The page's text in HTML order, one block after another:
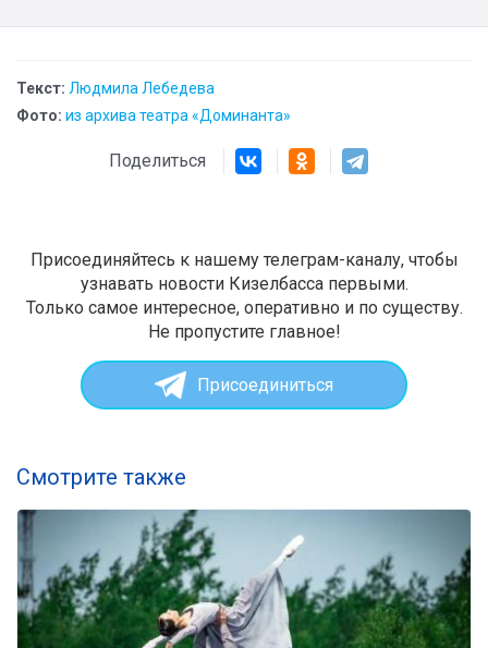
Текст: Людмила Лебедева
Фото: из архива театра «Доминанта»
Поделиться
Присоединяйтесь к нашему телеграм-каналу, чтобы
узнавать новости Кизелбасса первыми.
Только самое интересное, оперативно и по существу.
Не пропустите главное!
Присоединиться
Смотрите также